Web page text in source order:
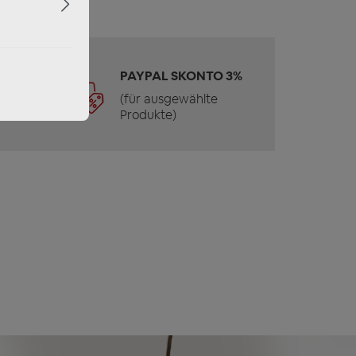
PAYPAL SKONTO 3%
(für ausgewählte
Produkte)